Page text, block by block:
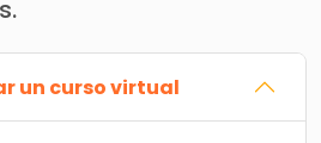
un curso virtual